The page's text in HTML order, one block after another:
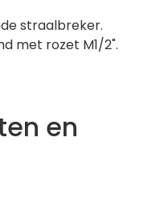
straalbreker.
met rozet M1/2".
en